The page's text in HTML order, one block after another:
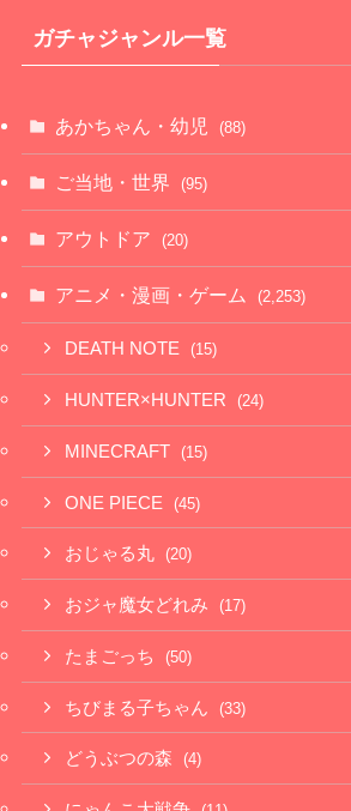
ガチャジャンル一覧
あかちゃん・幼児 (88)
ご当地・世界 (95)
アウトドア (20)
アニメ・漫画・ゲーム (2,253)
DEATH NOTE (15)
HUNTER×HUNTER (24)
MINECRAFT (15)
ONE PIECE (45)
おじゃる丸 (20)
おジャ魔女どれみ (17)
たまごっち (50)
ちびまる子ちゃん (33)
どうぶつの森 (4)